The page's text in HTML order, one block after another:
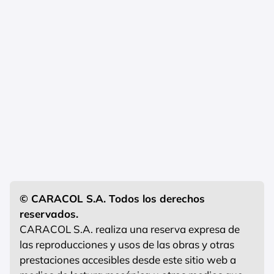
© CARACOL S.A. Todos los derechos
reservados.
CARACOL S.A. realiza una reserva expresa de
las reproducciones y usos de las obras y otras
prestaciones accesibles desde este sitio web a